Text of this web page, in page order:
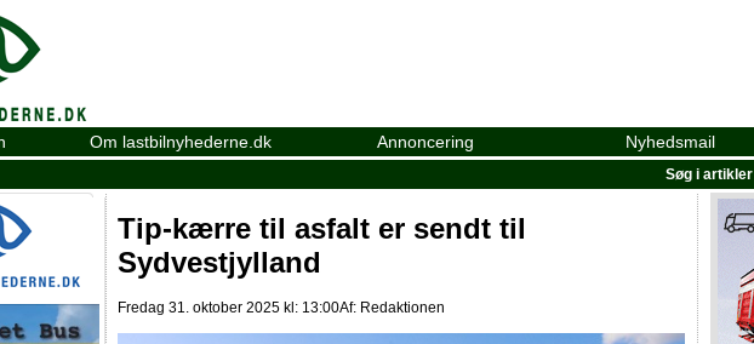
Om lastbilnyhederne.dk Annoncering Nyhedsmail
Søg i artikler
Tip-kærre til asfalt er sendt til
Sydvestjylland
Fredag 31. oktober 2025 kl: 13:00Af: Redaktionen